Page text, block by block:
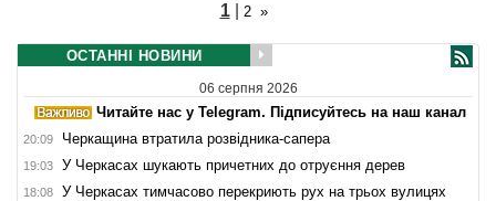
1| 2 »
ОСТАННІ НОВИНИ
06 серпня 2026
Читайте нас у Telegram. Підписуйтесь на наш канал
20:09 Черкащина втратила розвідника-сапера
19:03 У Черкасах шукають причетних до отруєння дерев
18:08
У Черкасах тимчасово перекриють рух на трьох вулицях